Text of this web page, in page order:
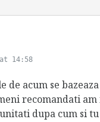
14:58
acum se
recomandati am
dupa cum si